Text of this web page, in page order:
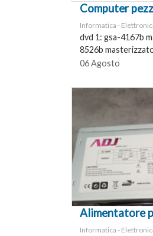
Computer
Informatica -
dvd 1: gsa-4167b
8526b
06 Agosto
Alimentatore
Informatica -